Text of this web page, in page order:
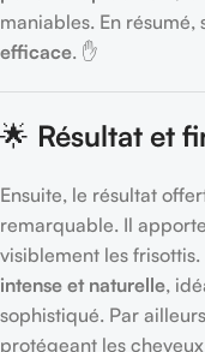
maniables. En
efficace. ✋
🌟 Résultat et
Ensuite, le résultat
remarquable. Il
visiblement les
intense et naturelle,
sophistiqué. Par
protégeant les